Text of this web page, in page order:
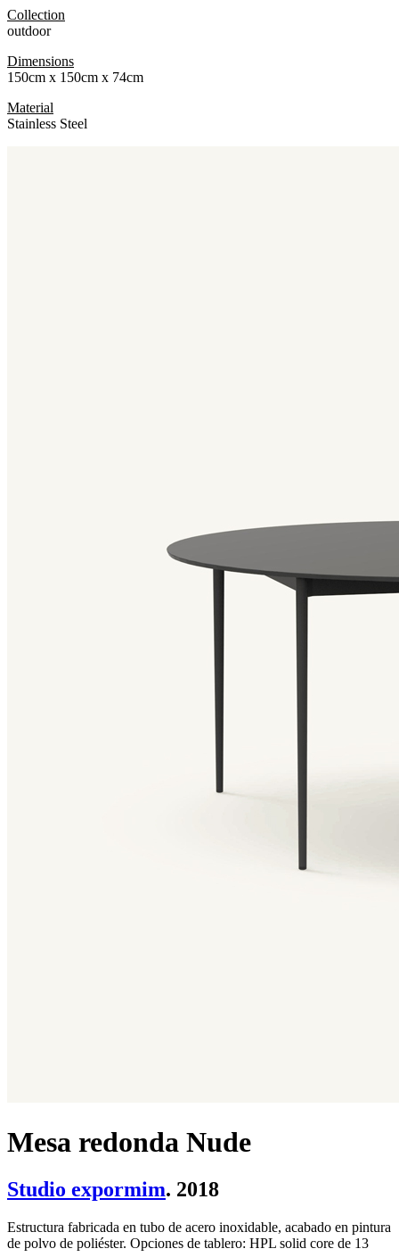
Collection
outdoor
Dimensions
150cm x 150cm x 74cm
Material
Stainless Steel
Mesa redonda Nude
Studio expormim. 2018
Estructura fabricada en tubo de acero inoxidable, acabado en pintura
de polvo de poliéster. Opciones de tablero: HPL solid core de 13